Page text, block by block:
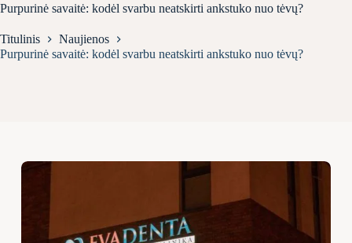
Purpurinė savaitė: kodėl svarbu neatskirti ankstuko nuo tėvų?
Titulinis
Naujienos
Purpurinė savaitė: kodėl svarbu neatskirti ankstuko nuo tėvų?